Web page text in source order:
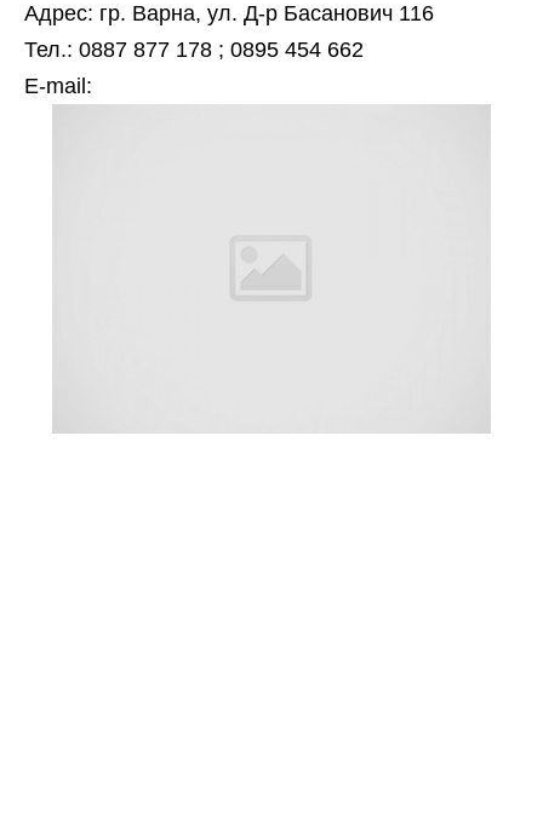
Адрес: гр. Варна, ул. Д-р Басанович 116
Тел.: 0887 877 178 ; 0895 454 662
Е-mail: